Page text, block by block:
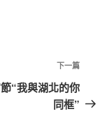
下
一
篇
下一篇
“我與湖北的你
同框”